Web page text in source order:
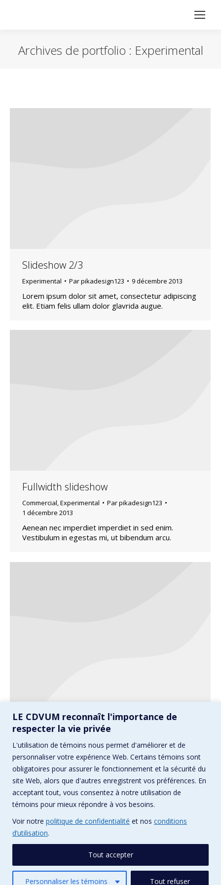
LE CDVUM reconnaît l'importance de
respecter la vie privée
L'utilisation de témoins nous permet d'améliorer et de
personnaliser votre expérience Web. Certains témoins sont
obligatoires pour assurer le fonctionnement et la sécurité du
site Web, alors que d'autres enregistrent vos préférences. En
acceptant tout, vous consentez à notre utilisation de
témoins pour mieux répondre à vos besoins.
Voir notre politique de confidentialité et nos conditions
d’utilisation.
Personnaliser les témoins Tout refuser
Tout accepter
Archives de portfolio : Experimental
Slideshow 2/3
Experimental Parpikadesign123 9 décembre 2013
Lorem ipsum dolor sit amet, consectetur adipiscing
elit. Etiam felis ullam dolor glavrida augue.
Fullwidth slideshow
Commercial,Experimental Parpikadesign123
1 décembre 2013
Aenean nec imperdiet imperdiet in sed enim.
Vestibulum in egestas mi, ut bibendum arcu.
Slideshow & sidebar
Commercial ,Experimental Par
1 décembre 2013
Quisque scelerisque, justo sed fermentum
porttitor, ante urna vestibulum neque adipiscing
consequat velit at iaculis.
© CDVUM / Conception : Pika Design